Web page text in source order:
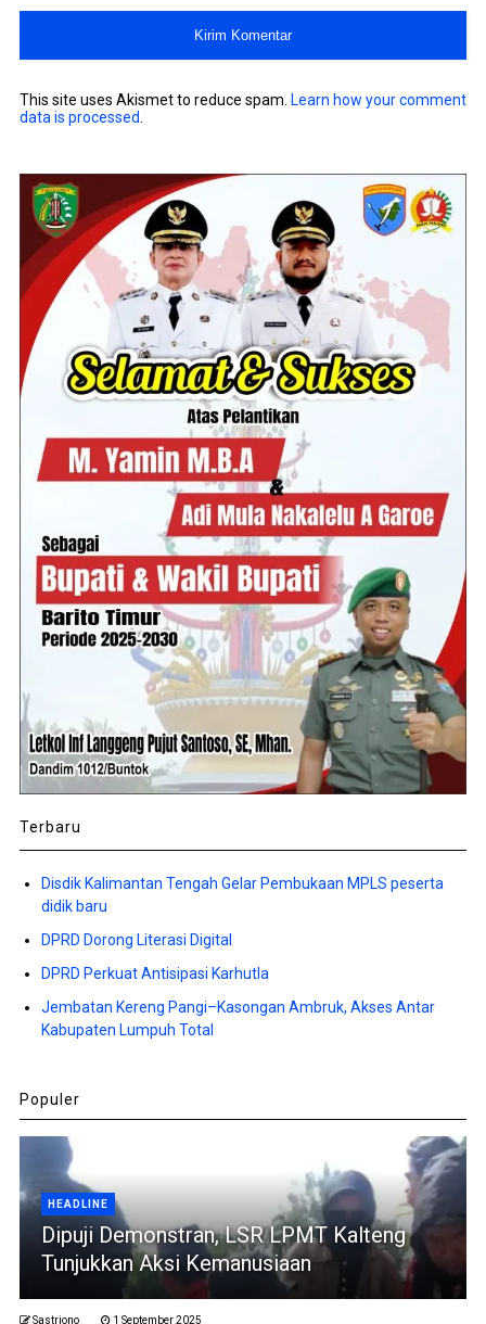
This site uses Akismet to reduce spam. Learn how your comment
data is processed
Terbaru
Disdik Kalimantan Tengah Gelar Pembukaan MPLS peserta
didik baru
DPRD Dorong Literasi Digital
DPRD Perkuat Antisipasi Karhutla
Jembatan Kereng Pangi–Kasongan Ambruk, Akses Antar
Kabupaten Lumpuh Total
Populer
HEADLINE
Dipuji Demonstran, LSR LPMT Kalteng
Tunjukkan Aksi Kemanusiaan
Sastriono 1 September 2025